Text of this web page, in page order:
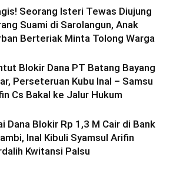
Seorang Isteri Tewas Diujung
Suami di Sarolangun, Anak
Berteriak Minta Tolong Warga
Blokir Dana PT Batang Bayang
Perseteruan Kubu Inal – Samsu
Cs Bakal ke Jalur Hukum
Dana Blokir Rp 1,3 M Cair di Bank
Inal Kibuli Syamsul Arifin
Kwitansi Palsu